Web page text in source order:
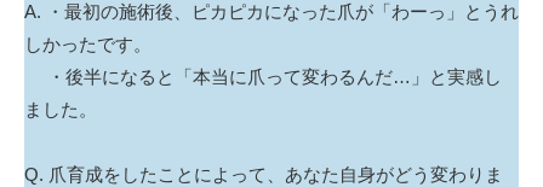
A. ・最初の施術後、ピカピカになった爪が「わーっ」とうれ
しかったです。
・後半になると「本当に爪って変わるんだ…」と実感し
ました。
Q. 爪育成をしたことによって、あなた自身がどう変わりま